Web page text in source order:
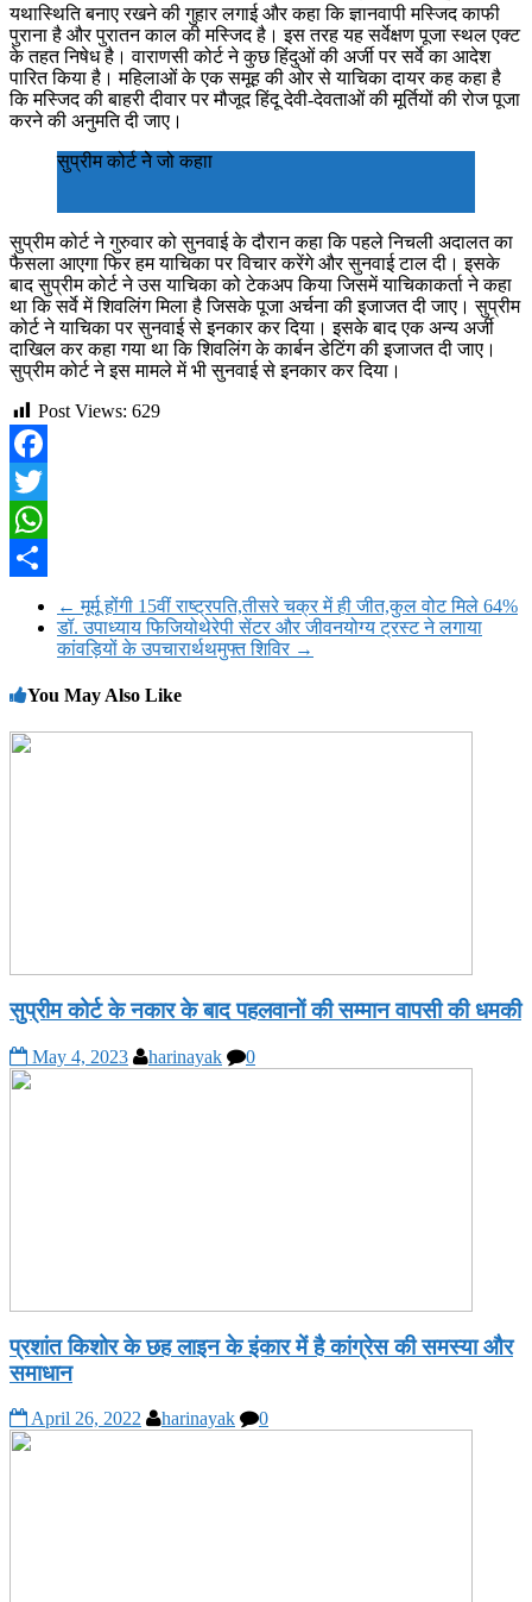
यथास्थिति बनाए रखने की गुहार लगाई और कहा कि ज्ञानवापी मस्जिद काफी
पुराना है और पुरातन काल की मस्जिद है। इस तरह यह सर्वेक्षण पूजा स्थल एक्ट
के तहत निषेध है। वाराणसी कोर्ट ने कुछ हिंदुओं की अर्जी पर सर्वे का आदेश
पारित किया है। महिलाओं के एक समूह की ओर से याचिका दायर कह कहा है
कि मस्जिद की बाहरी दीवार पर मौजूद हिंदू देवी-देवताओं की मूर्तियों की रोज पूजा
करने की अनुमति दी जाए।
सुप्रीम कोर्ट नेे जो कहाा
सुप्रीम कोर्ट ने गुरुवार को सुनवाई के दौरान कहा कि पहले निचली अदालत का
फैसला आएगा फिर हम याचिका पर विचार करेंगे और सुनवाई टाल दी। इसके
बाद सुप्रीम कोर्ट ने उस याचिका को टेकअप किया जिसमें याचिकाकर्ता ने कहा
था कि सर्वे में शिवलिंग मिला है जिसके पूजा अर्चना की इजाजत दी जाए। सुप्रीम
कोर्ट ने याचिका पर सुनवाई से इनकार कर दिया। इसके बाद एक अन्य अर्जी
दाखिल कर कहा गया था कि शिवलिंग के कार्बन डेटिंग की इजाजत दी जाए।
सुप्रीम कोर्ट ने इस मामले में भी सुनवाई से इनकार कर दिया।
Post Views: 629
Facebook
Twitter
WhatsApp
← मूर्मू होंगी 15वीं राष्ट्रपति,तीसरे चक्र में ही जीत,कुल वोट मिले 64%
डॉ. उपाध्याय फिजियोथेरेपी सेंटर और जीवनयोग्य ट्रस्ट ने लगाया
कांवड़ियों के उपचारार्थथमुफ्त शिविर →
You May Also Like
सुप्रीम कोर्ट के नकार के बाद पहलवानों की सम्मान वापसी की धमकी
May 4, 2023 harinayak 0
प्रशांत किशोर के छह लाइन के इंकार में है कांग्रेस की समस्या और
समाधान
April 26, 2022 harinayak 0